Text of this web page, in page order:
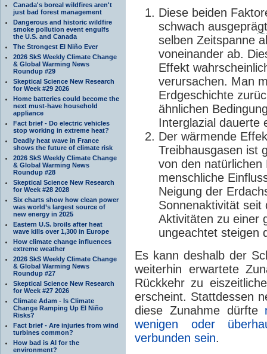
Canada's boreal wildfires aren't
just bad forest management
Dangerous and historic wildfire
smoke pollution event engulfs
the U.S. and Canada
The Strongest El Niño Ever
2026 SkS Weekly Climate Change
& Global Warming News
Roundup #29
Skeptical Science New Research
for Week #29 2026
Home batteries could become the
next must-have household
appliance
Fact brief - Do electric vehicles
stop working in extreme heat?
Deadly heat wave in France
shows the future of climate risk
2026 SkS Weekly Climate Change
& Global Warming News
Roundup #28
Skeptical Science New Research
for Week #28 2028
Six charts show how clean power
was world’s largest source of
new energy in 2025
Eastern U.S. broils after heat
wave kills over 1,300 in Europe
How climate change influences
extreme weather
2026 SkS Weekly Climate Change
& Global Warming News
Roundup #27
Skeptical Science New Research
for Week #27 2026
Climate Adam - Is Climate
Change Ramping Up El Niño
Risks?
Fact brief - Are injuries from wind
turbines common?
How bad is AI for the
environment?
Diese beiden
schwach ausgeprägt
selben Zeitspanne
voneinander ab.
Effekt
verursachen. Man
Erdgeschichte
ähnlichen
Interglazial dauerte
Der wärmende
Treibhausgasen ist
von den
menschliche
Neigung der
Sonnenaktivität seit
Aktivitäten zu einer
ungeachtet steigen
Es kann deshalb der
weiterhin erwartete
Rückkehr zu
erscheint. Stattdessen
diese Zunahme dürfte
wenigen oder
verbunden sein.